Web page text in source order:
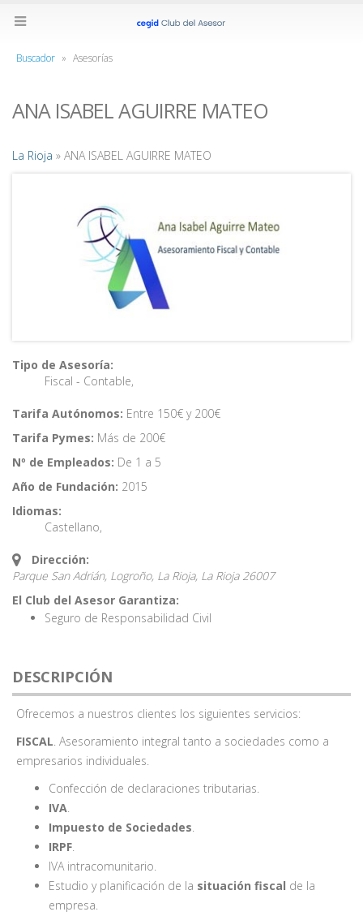
Buscador » Asesorías
ANA ISABEL AGUIRRE MATEO
La Rioja » ANA ISABEL AGUIRRE MATEO
Tipo de Asesoría:
Fiscal - Contable,
Tarifa Autónomos: Entre 150€ y 200€
Tarifa Pymes: Más de 200€
Nº de Empleados: De 1 a 5
Año de Fundación: 2015
Idiomas:
Castellano,
Dirección:
Parque San Adrián, Logroño, La Rioja, La Rioja 26007
El Club del Asesor Garantiza:
Seguro de Responsabilidad Civil
DESCRIPCIÓN
Ofrecemos a nuestros clientes los siguientes servicios:
FISCAL. Asesoramiento integral tanto a sociedades como a
empresarios individuales.
Confección de declaraciones tributarias.
IVA.
Impuesto de Sociedades.
IRPF.
IVA intracomunitario.
Estudio y planificación de la situación fiscal de la
empresa.